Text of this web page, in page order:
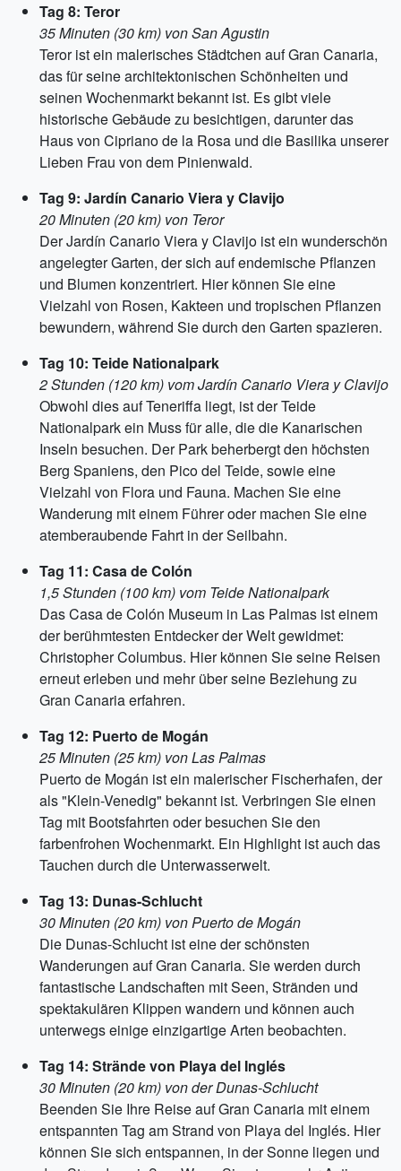
Tag 8: Teror
35 Minuten (30 km) von San Agustin
Teror ist ein malerisches Städtchen auf Gran Canaria,
das für seine architektonischen Schönheiten und
seinen Wochenmarkt bekannt ist. Es gibt viele
historische Gebäude zu besichtigen, darunter das
Haus von Cipriano de la Rosa und die Basilika unserer
Lieben Frau von dem Pinienwald.
Tag 9: Jardín Canario Viera y Clavijo
20 Minuten (20 km) von Teror
Der Jardín Canario Viera y Clavijo ist ein wunderschön
angelegter Garten, der sich auf endemische Pflanzen
und Blumen konzentriert. Hier können Sie eine
Vielzahl von Rosen, Kakteen und tropischen Pflanzen
bewundern, während Sie durch den Garten spazieren.
Tag 10: Teide Nationalpark
2 Stunden (120 km) vom Jardín Canario Viera y Clavijo
Obwohl dies auf Teneriffa liegt, ist der Teide
Nationalpark ein Muss für alle, die die Kanarischen
Inseln besuchen. Der Park beherbergt den höchsten
Berg Spaniens, den Pico del Teide, sowie eine
Vielzahl von Flora und Fauna. Machen Sie eine
Wanderung mit einem Führer oder machen Sie eine
atemberaubende Fahrt in der Seilbahn.
Tag 11: Casa de Colón
1,5 Stunden (100 km) vom Teide Nationalpark
Das Casa de Colón Museum in Las Palmas ist einem
der berühmtesten Entdecker der Welt gewidmet:
Christopher Columbus. Hier können Sie seine Reisen
erneut erleben und mehr über seine Beziehung zu
Gran Canaria erfahren.
Tag 12: Puerto de Mogán
25 Minuten (25 km) von Las Palmas
Puerto de Mogán ist ein malerischer Fischerhafen, der
als "Klein-Venedig" bekannt ist. Verbringen Sie einen
Tag mit Bootsfahrten oder besuchen Sie den
farbenfrohen Wochenmarkt. Ein Highlight ist auch das
Tauchen durch die Unterwasserwelt.
Tag 13: Dunas-Schlucht
30 Minuten (20 km) von Puerto de Mogán
Die Dunas-Schlucht ist eine der schönsten
Wanderungen auf Gran Canaria. Sie werden durch
fantastische Landschaften mit Seen, Stränden und
spektakulären Klippen wandern und können auch
unterwegs einige einzigartige Arten beobachten.
Tag 14: Strände von Playa del Inglés
30 Minuten (20 km) von der Dunas-Schlucht
Beenden Sie Ihre Reise auf Gran Canaria mit einem
entspannten Tag am Strand von Playa del Inglés. Hier
können Sie sich entspannen, in der Sonne liegen und